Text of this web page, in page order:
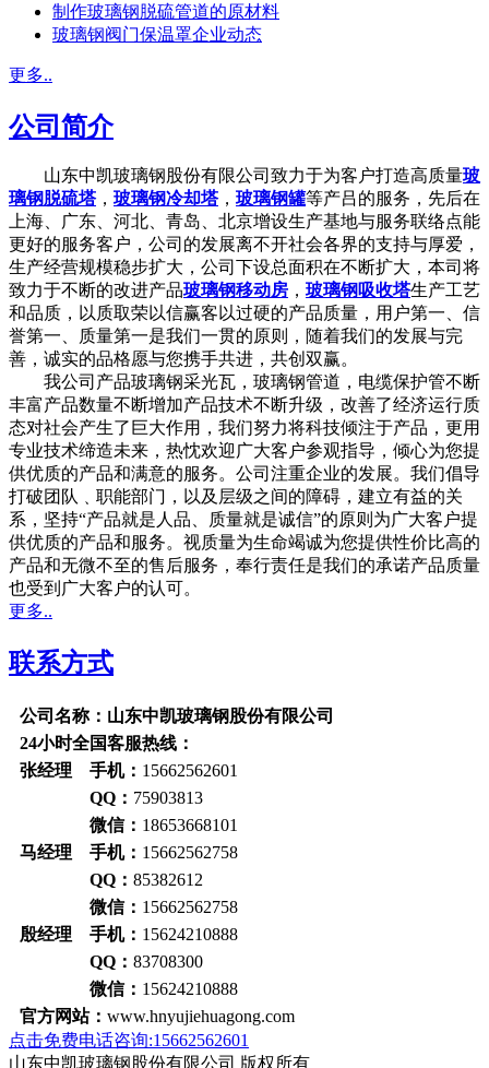
制作玻璃钢脱硫管道的原材料
玻璃钢阀门保温罩企业动态
更多..
公司简介
山东中凯玻璃钢股份有限公司致力于为客户打造高质量玻
璃钢脱硫塔， 玻璃钢冷却塔， 玻璃钢罐等产吕的服务，先后在
上海、广东、河北、青岛、北京增设生产基地与服务联络点能
更好的服务客户，公司的发展离不开社会各界的支持与厚爱，
生产经营规模稳步扩大，公司下设总面积在不断扩大，本司将
致力于不断的改进产品玻璃钢移动房 ， 玻璃钢吸收塔生产工艺
和品质，以质取荣以信赢客以过硬的产品质量，用户第一、信
誉第一、质量第一是我们一贯的原则，随着我们的发展与完
善，诚实的品格愿与您携手共进，共创双赢。
我公司产品玻璃钢采光瓦，玻璃钢管道，电缆保护管不断
丰富产品数量不断增加产品技术不断升级，改善了经济运行质
态对社会产生了巨大作用，我们努力将科技倾注于产品，更用
专业技术缔造未来，热忱欢迎广大客户参观指导，倾心为您提
供优质的产品和满意的服务。公司注重企业的发展。我们倡导
打破团队﹑职能部门，以及层级之间的障碍，建立有益的关
系，坚持“产品就是人品、质量就是诚信”的原则为广大客户提
供优质的产品和服务。视质量为生命竭诚为您提供性价比高的
产品和无微不至的售后服务，奉行责任是我们的承诺产品质量
也受到广大客户的认可。
更多..
联系方式
公司名称：山东中凯玻璃钢股份有限公司
24小时全国客服热线：
张经理 手机： 15662562601
QQ： 75903813
微信： 18653668101
马经理 手机： 15662562758
QQ： 85382612
微信： 15662562758
殷经理 手机： 15624210888
QQ： 83708300
微信： 15624210888
官方网站： www.hnyujiehuagong.com
点击免费电话咨询:15662562601
山东中凯玻璃钢股份有限公司 版权所有